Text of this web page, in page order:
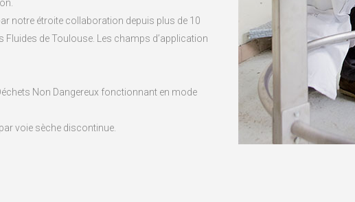
notre étroite collaboration depuis plus de 10
Fluides de Toulouse. Les champs d’application
Non Dangereux fonctionnant en mode
voie sèche discontinue.